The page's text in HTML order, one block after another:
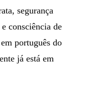
segurança
consciência de
português do
já está em